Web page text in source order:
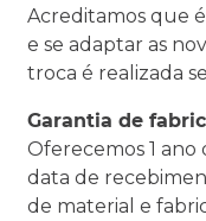
Acreditamos que
e se adaptar as
troca é realizada
Garantia de
Oferecemos 1 ano
data de
de material e